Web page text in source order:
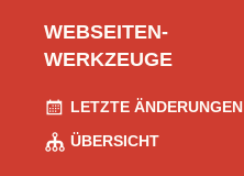
WEBSEITEN-
WERKZEUGE
LETZTE ÄNDERUNGEN
ÜBERSICHT